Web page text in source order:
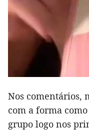
Nos comentários,
com a forma
grupo logo nos